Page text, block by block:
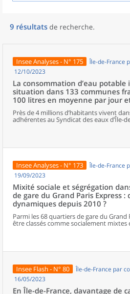
9 résultats de recherche.
Insee Analyses - N° 175
Île-de-France
12/10/2023
La consommation d’eau
situation dans 133 communes
100 litres en moyenne par jour
Près de 4 millions d’habitants vivent
adhérentes au Syndicat des eaux d’Île-
ils consomment près de 100 litres
habitant. Cette consommation est
relativement aisés, la consommation
(120 litres par jour et par habitant), elle
dans ceux où les habitants sont plus
Insee Analyses - N° 173
Île-de-France
19/09/2023
Mixité sociale et ségrégation
de gare du Grand Paris Express :
dynamiques depuis 2010 ?
Parmi les 68 quartiers de gare du Grand
être classés comme socialement mixtes
niveaux similaires de revenus, pour la
majoritairement des ménages aux
quartiers sont dans une situation
ségrégués, ni parmi les plus mixtes. Par
peu peuplés, n’ont pas été analysés.
évolutions de la mixité dans les quartiers
Insee Flash - N° 80
Île-de-France par
16/05/2023
En Île-de-France, davantage de